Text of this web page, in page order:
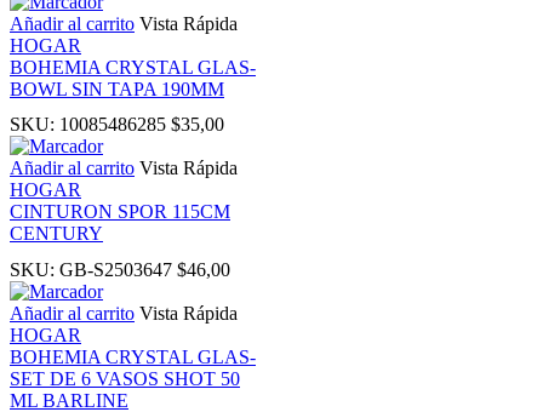
Añadir al carrito Vista Rápida
HOGAR
BOHEMIA CRYSTAL GLAS-
BOWL SIN TAPA 190MM
SKU: 10085486285 $35,00
Añadir al carrito Vista Rápida
HOGAR
CINTURON SPOR 115CM
CENTURY
SKU: GB-S2503647 $46,00
Añadir al carrito Vista Rápida
HOGAR
BOHEMIA CRYSTAL GLAS-
SET DE 6 VASOS SHOT 50
ML BARLINE